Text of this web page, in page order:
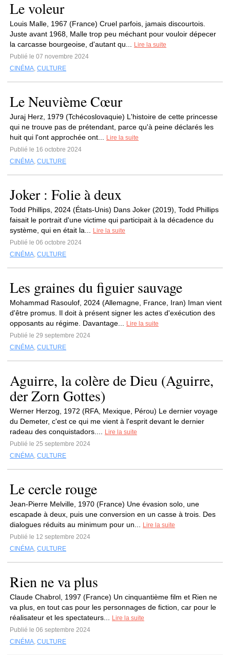
Le voleur
Louis Malle, 1967 (France) Cruel parfois, jamais discourtois.
Juste avant 1968, Malle trop peu méchant pour vouloir dépecer
la carcasse bourgeoise, d'autant qu...
Lire la suite
Publié le 07 novembre 2024
CINÉMA, CULTURE
Le Neuvième Cœur
Juraj Herz, 1979 (Tchécoslovaquie) L'histoire de cette princesse
qui ne trouve pas de prétendant, parce qu'à peine déclarés les
huit qui l'ont approchée ont...
Lire la suite
Publié le 16 octobre 2024
CINÉMA, CULTURE
Joker : Folie à deux
Todd Phillips, 2024 (États-Unis) Dans Joker (2019), Todd Phillips
faisait le portrait d'une victime qui participait à la décadence du
système, qui en était la...
Lire la suite
Publié le 06 octobre 2024
CINÉMA, CULTURE
Les graines du figuier sauvage
Mohammad Rasoulof, 2024 (Allemagne, France, Iran) Iman vient
d'être promus. Il doit à présent signer les actes d'exécution des
opposants au régime. Davantage...
Lire la suite
Publié le 29 septembre 2024
CINÉMA, CULTURE
Aguirre, la colère de Dieu (Aguirre,
der Zorn Gottes)
Werner Herzog, 1972 (RFA, Mexique, Pérou) Le dernier voyage
du Demeter, c'est ce qui me vient à l'esprit devant le dernier
radeau des conquistadors....
Lire la suite
Publié le 25 septembre 2024
CINÉMA, CULTURE
Le cercle rouge
Jean-Pierre Melville, 1970 (France) Une évasion solo, une
escapade à deux, puis une conversion en un casse à trois. Des
dialogues réduits au minimum pour un...
Lire la suite
Publié le 12 septembre 2024
CINÉMA, CULTURE
Rien ne va plus
Claude Chabrol, 1997 (France) Un cinquantième film et Rien ne
va plus, en tout cas pour les personnages de fiction, car pour le
réalisateur et les spectateurs...
Lire la suite
Publié le 06 septembre 2024
CINÉMA, CULTURE